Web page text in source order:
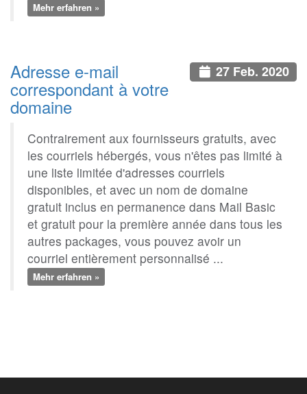
Mehr erfahren »
27 Feb. 2020
Adresse e-mail
correspondant à votre
domaine
Contrairement aux fournisseurs gratuits, avec
les courriels hébergés, vous n'êtes pas limité à
une liste limitée d'adresses courriels
disponibles, et avec un nom de domaine
gratuit inclus en permanence dans Mail Basic
et gratuit pour la première année dans tous les
autres packages, vous pouvez avoir un
courriel entièrement personnalisé ...
Mehr erfahren »